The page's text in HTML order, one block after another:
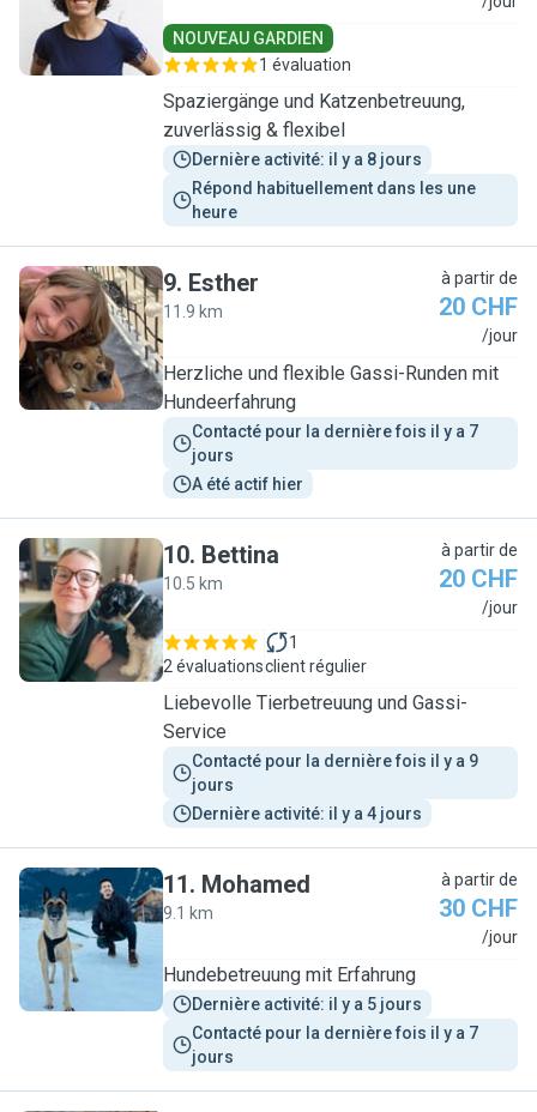
NOUVEAU GARDIEN
1 évaluation
Spaziergänge und Katzenbetreuung,
zuverlässig & flexibel
Dernière activité: il y a 8 jours
Répond habituellement dans les une
heure
E
9. Esther
11.9 km
à partir de
20 CHF
/jour
Herzliche und flexible Gassi-Runden mit
Hundeerfahrung
Contacté pour la dernière fois il y a 7
jours
A été actif hier
B
10. Bettina
10.5 km
à partir de
20 CHF
/jour
2 évaluations
1
client régulier
Liebevolle Tierbetreuung und Gassi-
Service
Contacté pour la dernière fois il y a 9
jours
Dernière activité: il y a 4 jours
M
11. Mohamed
9.1 km
à partir de
30 CHF
/jour
Hundebetreuung mit Erfahrung
Dernière activité: il y a 5 jours
Contacté pour la dernière fois il y a 7
jours